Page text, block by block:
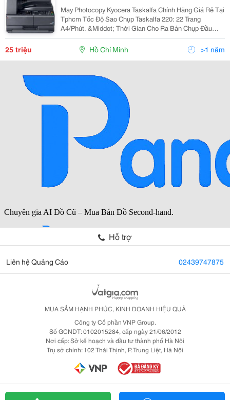
May Photocopy Kyocera Taskalfa Chính Hãng Giá Rẻ Tại
Tphcm Tốc Độ Sao Chụp Taskalfa 220: 22 Trang
A4/Phút. &Middot; Thời Gian Cho Ra Bản Chụp Đầu
Tiên Dưới 5,7 Giây. &Middot; Bộ Đảo Mặt Bản Chụp
(Chọn Thêm) Giúp Bạn Tiết Kiệm Hơn.
25 triệu Hồ Chí Minh >1 năm
Hỗ trợ
Liên hệ Quảng Cáo 02439747875
MUA SẮM HẠNH PHÚC, KINH DOANH HIỆU QUẢ
Công ty Cổ phần VNP Group.
Số GCNDT: 0102015284, cấp ngày 21/06/2012
Nơi cấp: Sở kế hoạch và đầu tư thành phố Hà Nội
Trụ sở chính: 102 Thái Thịnh, P. Trung Liệt, Hà Nội